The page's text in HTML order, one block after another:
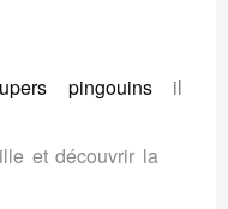
pingouinsil
et découvrir la